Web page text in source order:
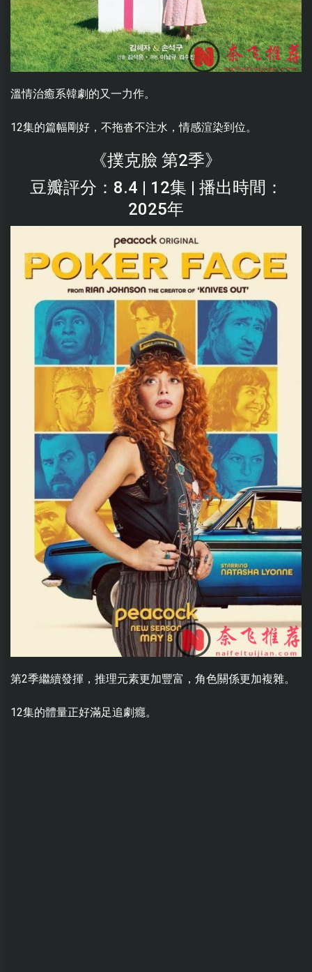
溫情治癒系韓劇的又一力作。
12集的篇幅剛好，不拖沓不注水，情感渲染到位。
《撲克臉 第2季》
豆瓣評分：8.4 | 12集 | 播出時間：
2025年
第2季繼續發揮，推理元素更加豐富，角色關係更加複雜。
12集的體量正好滿足追劇癮。